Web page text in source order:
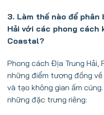
3. Làm thế nào để
Hải với các phong cách
Coastal?
Phong cách Địa Trung
những điểm tương đồng
và tạo không gian ấm
những đặc trưng riêng: